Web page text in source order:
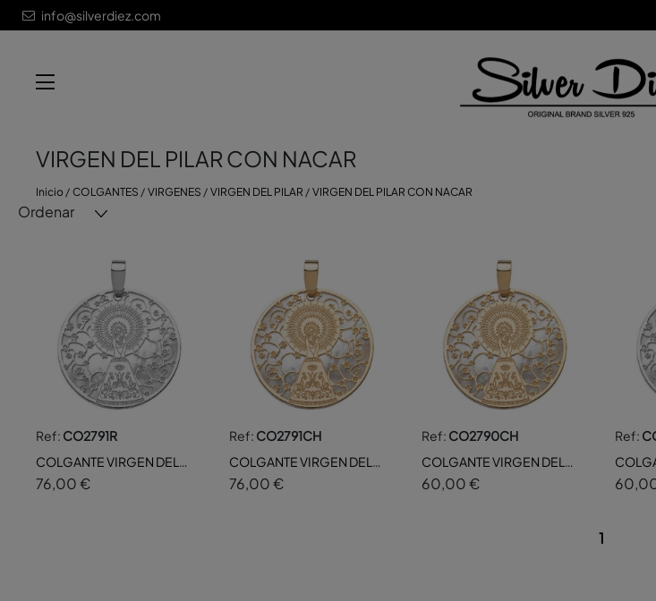
info@silverdiez.com
VIRGEN DEL PILAR CON NACAR
Inicio COLGANTES VIRGENES VIRGEN DEL PILAR VIRGEN DEL PILAR CON NACAR
Ordenar
Ref: CO2791R
COLGANTE VIRGEN DEL
PILAR NACAR 30MM
76,00 €
Ref: CO2791CH
COLGANTE VIRGEN DEL
PILAR NACAR 30MM
76,00 €
Ref: CO2790CH
COLGANTE VIRGEN DEL
PILAR NACAR 25MM
60,00 €
Ref:
PILAR
1